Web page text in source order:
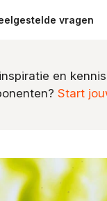
vragen
en
Start